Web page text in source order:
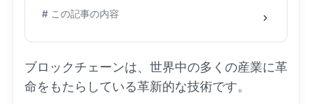
# この記事の内容
ブロックチェーンは、世界中の多くの産業に革
命をもたらしている革新的な技術です。